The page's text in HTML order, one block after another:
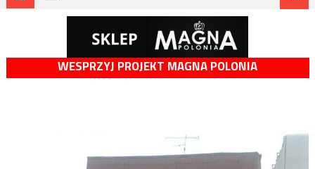
WESPRZYJ PROJEKT MAGNA POLONIA